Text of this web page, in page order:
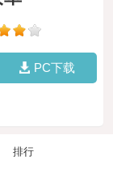
PC下载
排行